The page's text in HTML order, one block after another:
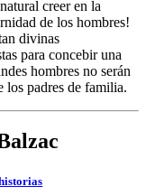
creer en la
de los hombres!
divinas
para concebir una
hombres no serán
los padres de familia.